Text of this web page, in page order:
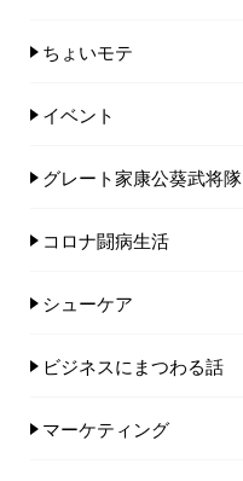
ちょいモテ
イベント
グレート家康公葵武将隊
コロナ闘病生活
シューケア
ビジネスにまつわる話
マーケティング